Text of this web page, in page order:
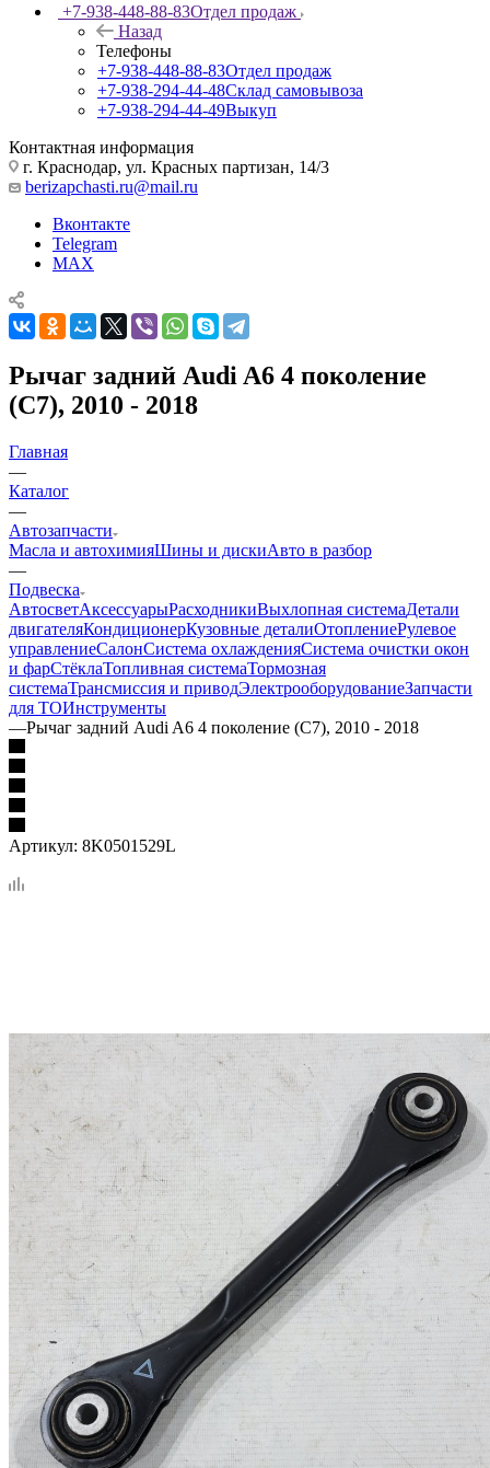
+7-938-448-88-83Отдел продаж
Назад
Телефоны
+7-938-448-88-83Отдел продаж
+7-938-294-44-48Склад самовывоза
+7-938-294-44-49Выкуп
Контактная информация
г. Краснодар, ул. Красных партизан, 14/3
berizapchasti.ru@mail.ru
Вконтакте
Telegram
MAX
Рычаг задний Audi A6 4 поколение
(C7), 2010 - 2018
Главная
—
Каталог
—
Автозапчасти
Масла и автохимияШины и дискиАвто в разбор
—
Подвеска
АвтосветАксессуарыРасходникиВыхлопная системаДетали
двигателяКондиционерКузовные деталиОтоплениеРулевое
управлениеСалонСистема охлажденияСистема очистки окон
и фарСтёклаТопливная системаТормозная
системаТрансмиссия и приводЭлектрооборудованиеЗапчасти
для ТОИнструменты
—Рычаг задний Audi A6 4 поколение (C7), 2010 - 2018
Артикул: 8K0501529L